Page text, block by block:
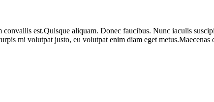
est.Quisque aliquam. Donec faucibus. Nunc iaculis
mi volutpat justo, eu volutpat enim diam eget metus.Maecenas